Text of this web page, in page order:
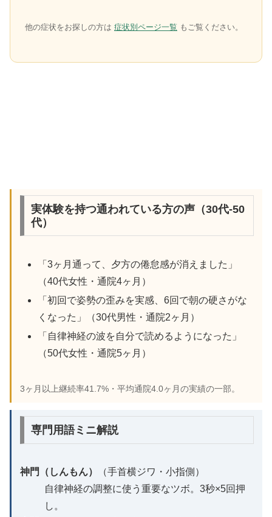
他の症状をお探しの方は 症状別ページ一覧 もご覧ください。
実体験を持つ通われている方の声（30代-50
代）
「3ヶ月通って、夕方の倦怠感が消えました」
（40代女性・通院4ヶ月）
「初回で姿勢の歪みを実感、6回で朝の硬さがな
くなった」（30代男性・通院2ヶ月）
「自律神経の波を自分で読めるようになった」
（50代女性・通院5ヶ月）
3ヶ月以上継続率41.7%・平均通院4.0ヶ月の実績の一部。
専門用語ミニ解説
神門（しんもん）
（手首横ジワ・小指側）
自律神経の調整に使う重要なツボ。3秒×5回押
し。